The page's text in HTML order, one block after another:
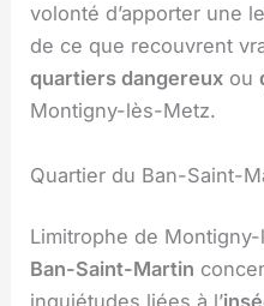
volonté d’apporter une
de ce que recouvrent
quartiers dangereux ou
Montigny-lès-Metz.
Quartier du Ban-Saint-
Limitrophe de
Ban-Saint-Martin